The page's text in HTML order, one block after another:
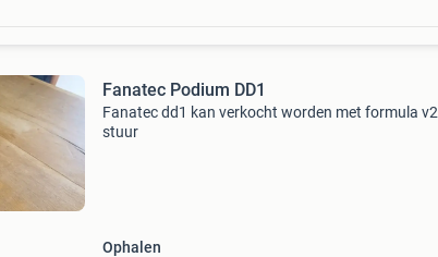
Fanatec Podium DD1
Fanatec dd1 kan verkocht worden met formula v2
stuur
Ophalen